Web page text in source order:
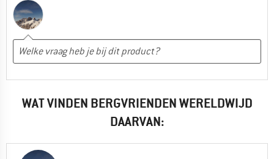
WAT VINDEN BERGVRIENDEN WERELDWIJD
DAARVAN: